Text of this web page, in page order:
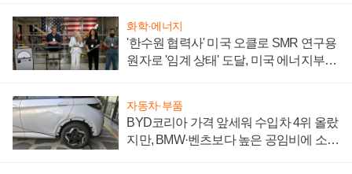
화학·에너지
'한수원 협력사' 미국 오클로 SMR 연구용
원자로 '임계 상태' 도달, 미국 에너지부
자동차·부품
BYD코리아 가격 앞세워 수입차 4위 올랐
지만, BMW·벤츠보다 높은 공임비에 소비